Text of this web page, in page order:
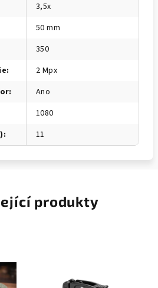
3,5x
50 mm
350
:
2 Mpx
:
Ano
1080
: 11
produkty